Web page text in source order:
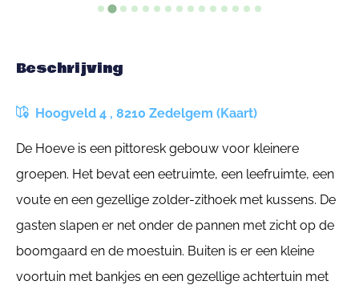
Beschrijving
Hoogveld 4 , 8210 Zedelgem (Kaart)
De Hoeve is een pittoresk gebouw voor kleinere
groepen. Het bevat een eetruimte, een leefruimte, een
voute en een gezellige zolder-zithoek met kussens. De
gasten slapen er net onder de pannen met zicht op de
boomgaard en de moestuin. Buiten is er een kleine
voortuin met bankjes en een gezellige achtertuin met